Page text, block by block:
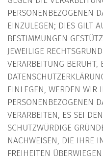
PERSONENBEZOGENEN
EINZULEGEN; DIES GILT
BESTIMMUNGEN
JEWEILIGE
VERARBEITUNG BERUHT,
EINLEGEN, WERDEN WIR
PERSONENBEZOGENEN
VERARBEITEN, ES SEI
SCHUTZWÜRDIGE
NACHWEISEN, DIE IHRE
FREIHEITEN